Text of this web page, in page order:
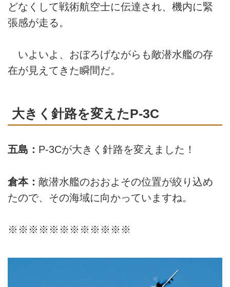
どなくして戦術航空士に伝達され、機内に緊
張感が走る。
いよいよ、おぼろげながらも敵潜水艦の存
在が見えてきた瞬間だ。
大きく針路を変えたP-3C
五島： P-3Cが大きく針路を変えました！
倉本： 敵潜水艦のおおよその位置が絞り込め
たので、その海域に向かっていますね。
※※※※※※※※※※※※